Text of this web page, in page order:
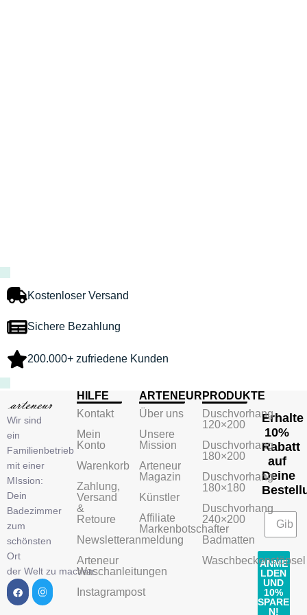
Kostenloser Versand
Sichere Bezahlung
200.000+ zufriedene Kunden
Wir sind
ein
Familienbetrieb
mit einer
MIssion:
Dein
Badezimmer
zum
schönsten
Ort
der Welt zu machen.
HILFE
Kontakt
Mein
Konto
Warenkorb
Zahlung,
Versand
&
Retoure
Newsletteranmeldung
Arteneur
Waschanleitungen
Instagrampost
ARTENEUR
Über uns
Unsere
Mission
Arteneur
Magazin
Künstler
Affiliate
Markenbotschafter
PRODUKTE
Duschvorhang
120×200
Duschvorhang
180×200
Duschvorhang
180×180
Duschvorhang
240×200
Badmatten
Waschbeckenstöpsel
Erhalte
10%
Rabatt
auf
Deine
ANME
LDEN
UND
10%
SPARE
N!